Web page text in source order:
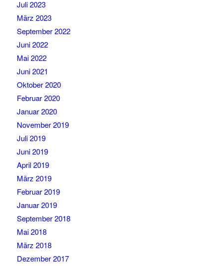
Juli 2023
März 2023
September 2022
Juni 2022
Mai 2022
Juni 2021
Oktober 2020
Februar 2020
Januar 2020
November 2019
Juli 2019
Juni 2019
April 2019
März 2019
Februar 2019
Januar 2019
September 2018
Mai 2018
März 2018
Dezember 2017